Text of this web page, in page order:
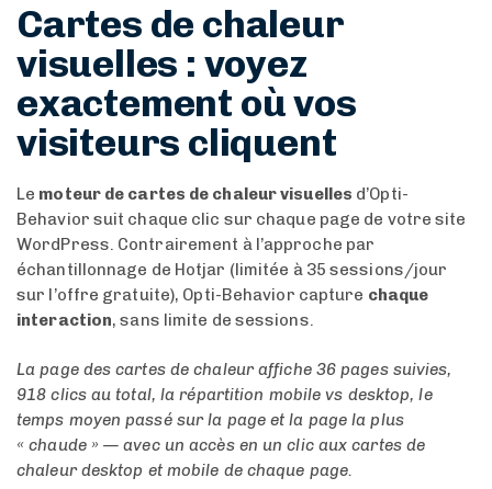
Cartes de chaleur
visuelles : voyez
exactement où vos
visiteurs cliquent
Le moteur de cartes de chaleur visuelles d’Opti-
Behavior suit chaque clic sur chaque page de votre site
WordPress. Contrairement à l’approche par
échantillonnage de Hotjar (limitée à 35 sessions/jour
sur l’offre gratuite), Opti-Behavior capture chaque
interaction, sans limite de sessions.
La page des cartes de chaleur affiche 36 pages suivies,
918 clics au total, la répartition mobile vs desktop, le
temps moyen passé sur la page et la page la plus
« chaude » — avec un accès en un clic aux cartes de
chaleur desktop et mobile de chaque page.